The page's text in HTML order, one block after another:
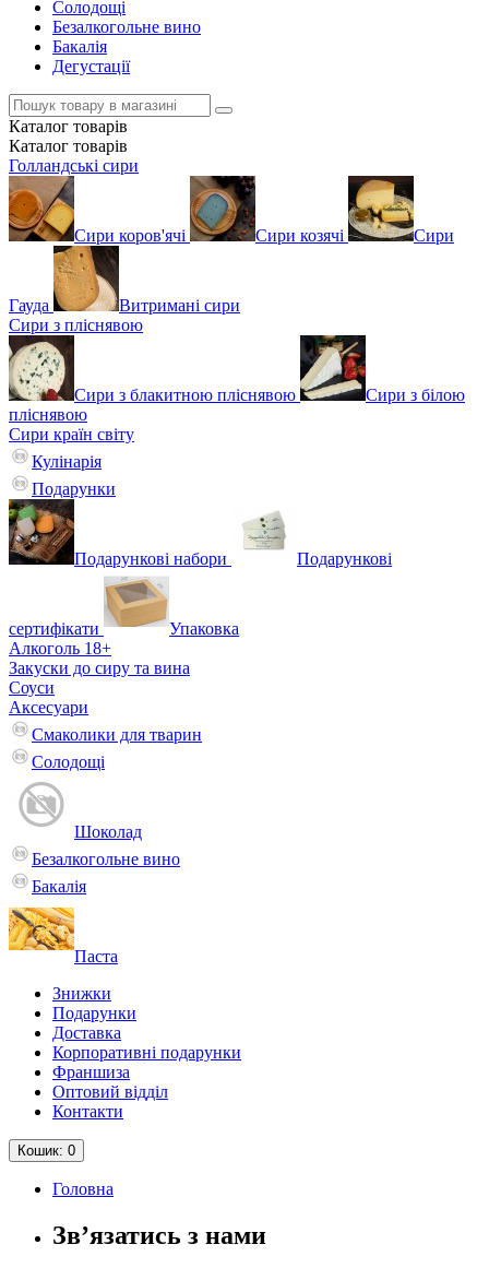
Солодощі
Безалкогольне вино
Бакалія
Дегустації
Каталог товарів
Каталог товарів
Голландські сири
Сири коров'ячі Сири козячі Сири
Гауда
Витримані сири
Сири з пліснявою
Сири з блакитною пліснявою
Сири з білою
пліснявою
Сири країн світу
Кулінарія
Подарунки
Подарункові набори Подарункові
сертифікати
Упаковка
Алкоголь 18+
Закуски до сиру та вина
Соуси
Аксесуари
Смаколики для тварин
Солодощі
Шоколад
Безалкогольне вино
Бакалія
Паста
Знижки
Подарунки
Доставка
Корпоративні подарунки
Франшиза
Оптовий відділ
Контакти
Кошик: 0
Головна
Зв’язатись з нами